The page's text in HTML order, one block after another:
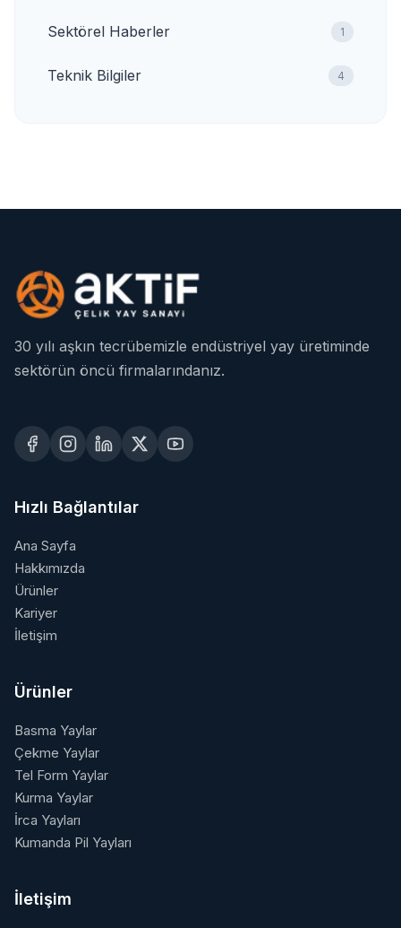
Sektörel Haberler 1
Teknik Bilgiler 4
30 yılı aşkın tecrübemizle endüstriyel yay üretiminde
sektörün öncü firmalarındanız.
Hızlı Bağlantılar
Ana Sayfa
Hakkımızda
Ürünler
Kariyer
İletişim
Ürünler
Basma Yaylar
Çekme Yaylar
Tel Form Yaylar
Kurma Yaylar
İrca Yayları
Kumanda Pil Yayları
İletişim